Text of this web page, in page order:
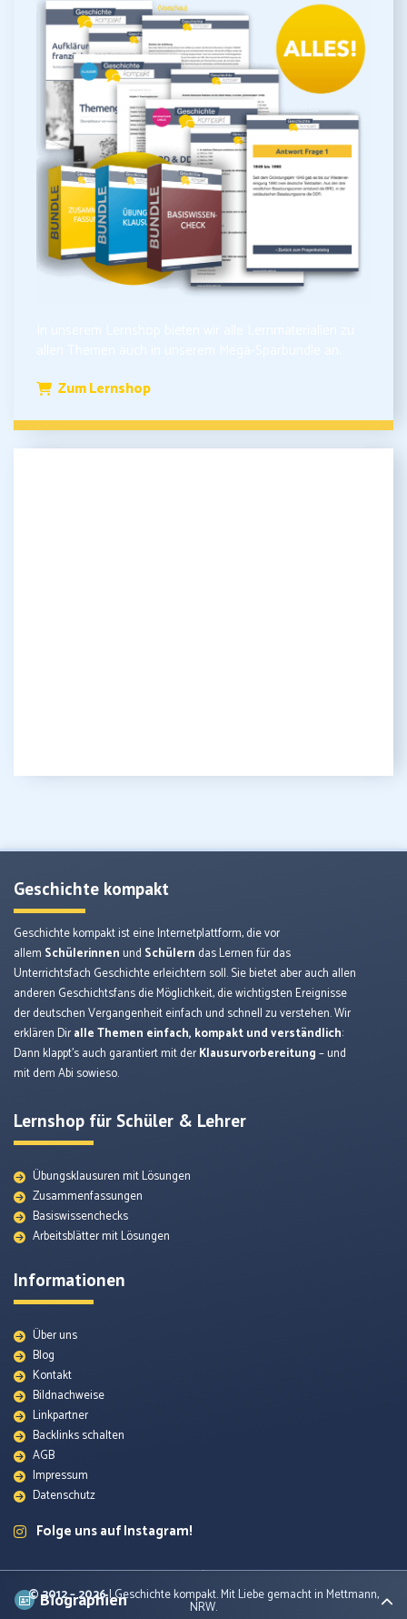
Zum Lernshop
Themenunterseiten
Arbeitsblätter
Biographien
Geschichte kompakt
Geschichte kompakt ist eine Internetplattform, die vor
allem Schülerinnen und Schülern das Lernen für das
Unterrichtsfach Geschichte erleichtern soll. Sie bietet aber auch allen
anderen Geschichtsfans die Möglichkeit, die wichtigsten Ereignisse
der deutschen Vergangenheit einfach und schnell zu verstehen. Wir
erklären Diralle Themen einfach, kompakt und verständlich:
Dann klappt’s auch garantiert mit derKlausurvorbereitung– und
mit dem Abi sowieso.
Lernshop für Schüler & Lehrer
Übungsklausuren mit Lösungen
Zusammenfassungen
Basiswissenchecks
Arbeitsblätter mit Lösungen
Informationen
Über uns
Blog
Kontakt
Bildnachweise
Linkpartner
Backlinks schalten
AGB
Impressum
Datenschutz
Folge uns auf Instagram!
© 2012 – 2026| Geschichte kompakt. Mit Liebe gemacht in Mettmann,
NRW.